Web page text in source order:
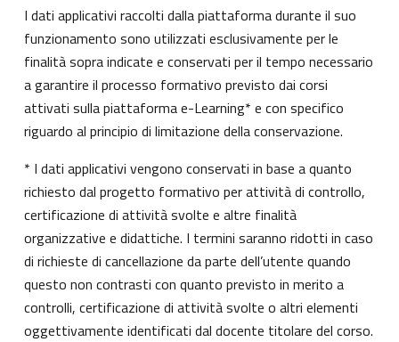
I dati applicativi raccolti dalla piattaforma durante il suo
funzionamento sono utilizzati esclusivamente per le
finalità sopra indicate e conservati per il tempo necessario
a garantire il processo formativo previsto dai corsi
attivati sulla piattaforma e-Learning* e con specifico
riguardo al principio di limitazione della conservazione.
* I dati applicativi vengono conservati in base a quanto
richiesto dal progetto formativo per attività di controllo,
certificazione di attività svolte e altre finalità
organizzative e didattiche. I termini saranno ridotti in caso
di richieste di cancellazione da parte dell’utente quando
questo non contrasti con quanto previsto in merito a
controlli, certificazione di attività svolte o altri elementi
oggettivamente identificati dal docente titolare del corso.